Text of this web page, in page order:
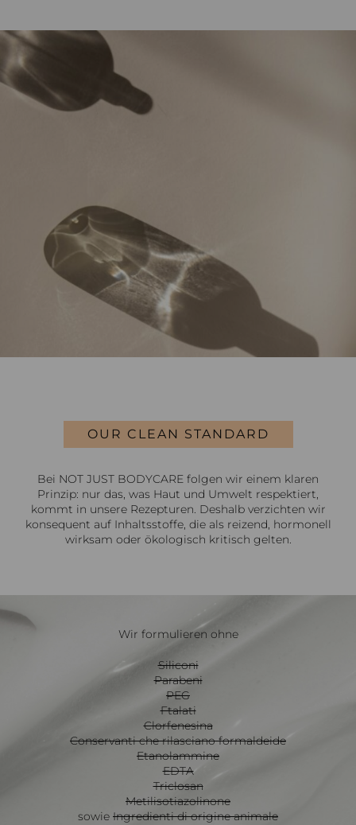
OUR CLEAN STANDARD
Bei NOT JUST BODYCARE folgen wir einem klaren
Prinzip: nur das, was Haut und Umwelt respektiert,
kommt in unsere Rezepturen. Deshalb verzichten wir
konsequent auf Inhaltsstoffe, die als reizend, hormonell
wirksam oder ökologisch kritisch gelten.
Wir formulieren ohne
Siliconi
Parabeni
PEG
Ftalati
Clorfenesina
Conservanti che rilasciano formaldeide
Etanolammine
EDTA
Triclosan
Metilisotiazolinone
sowie Ingredienti di origine animale